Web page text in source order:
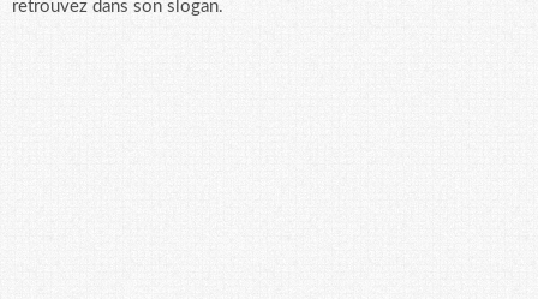
retrouvez dans son slogan.